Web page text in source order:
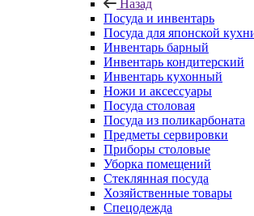
Назад
Посуда и инвентарь
Посуда для японской
Инвентарь барный
Инвентарь кондитерский
Инвентарь кухонный
Ножи и аксессуары
Посуда столовая
Посуда из поликарбоната
Предметы сервировки
Приборы столовые
Уборка помещений
Стеклянная посуда
Хозяйственные товары
Спецодежда